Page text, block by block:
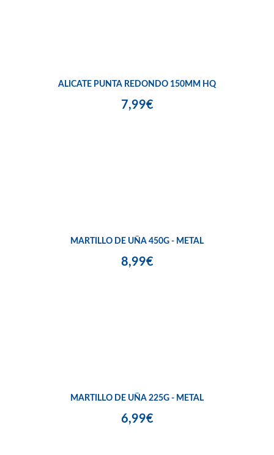
ALICATE PUNTA REDONDO 150MM HQ
7,99€
MARTILLO DE UÑA 450G - METAL
8,99€
MARTILLO DE UÑA 225G - METAL
6,99€